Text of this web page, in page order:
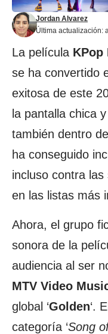
Última actualización:
Jordan Alvarez
La película KPop
se ha convertido
exitosa de este
la pantalla chica
también dentro
ha conseguido
incluso contra
en las listas más
Ahora, el grupo
sonora de la
audiencia al ser
MTV Video
global ‘Golden‘.
categoría ‘Song